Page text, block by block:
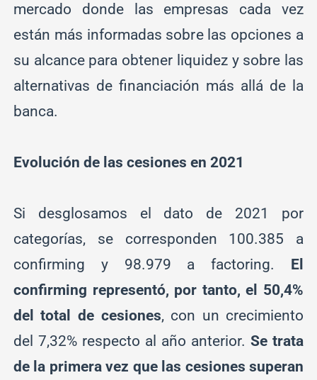
mercado donde las empresas cada vez
están más informadas sobre las opciones a
su alcance para obtener liquidez y sobre las
alternativas de financiación más allá de la
banca.
Evolución de las cesiones en 2021
Si desglosamos el dato de 2021 por
categorías, se corresponden 100.385 a
confirming y 98.979 a factoring. El
confirming representó, por tanto, el 50,4%
del total de cesiones, con un crecimiento
del 7,32% respecto al año anterior.Se trata
de la primera vez que las cesiones superan